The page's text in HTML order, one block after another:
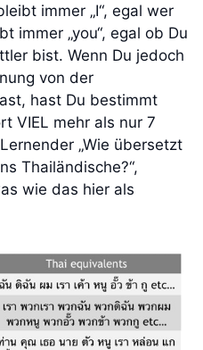
immer „I“, egal wer
immer „you“, egal ob Du
bist. Wenn Du jedoch
von der
hast Du bestimmt
VIEL mehr als nur 7
„Wie übersetzt
Thailändische?“,
wie das hier als